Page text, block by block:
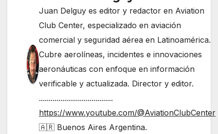
Juan Delguy es editor y redactor en Aviation
Club Center, especializado en aviación
comercial y seguridad aérea en Latinoamérica.
Cubre aerolíneas, incidentes e innovaciones
aeronáuticas con enfoque en información
verificable y actualizada. Director y editor.
......................................
https://www.youtube.com/@AviationClubCenter
🇦🇷 Buenos Aires Argentina.